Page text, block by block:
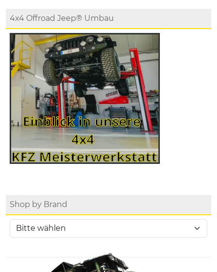
4x4 Offroad Jeep® Umbau
Shop by Brand